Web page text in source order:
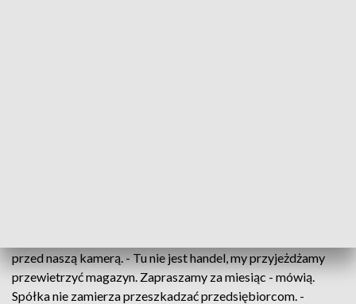
przed naszą kamerą. - Tu nie jest handel, my przyjeżdżamy
przewietrzyć magazyn. Zapraszamy za miesiąc - mówią.
Spółka nie zamierza przeszkadzać przedsiębiorcom. -